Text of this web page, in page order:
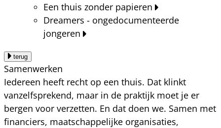
Een thuis zonder papieren
Dreamers - ongedocumenteerde
jongeren
terug
Samenwerken
Iedereen heeft recht op een thuis. Dat klinkt
vanzelfsprekend, maar in de praktijk moet je er
bergen voor verzetten. En dat doen we. Samen met
financiers, maatschappelijke organisaties,